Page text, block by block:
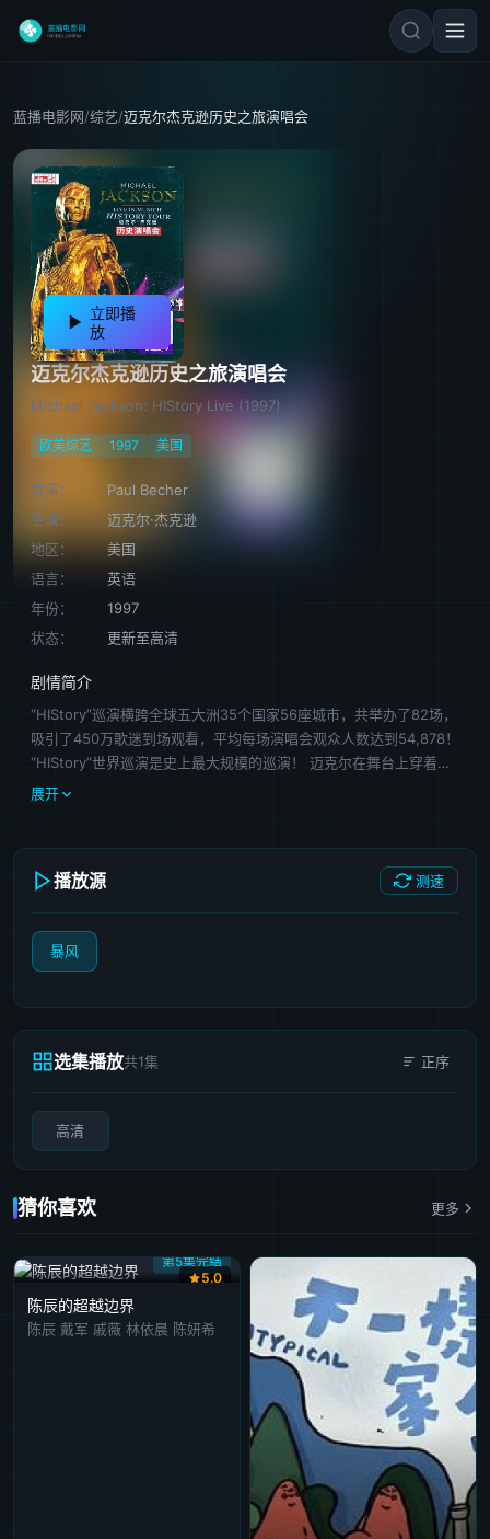
蓝播电影网/综艺/迈克尔杰克逊历史之旅演唱会
立即播
放
迈克尔杰克逊历史之旅演唱会
Michael Jackson: HIStory Live (1997)
欧美综艺 1997 美国
导演：
Paul Becher
主演：
迈克尔·杰克逊
地区：
美国
语言：
英语
年份：
1997
状态：
更新至高清
剧情简介
“HIStory”巡演横跨全球五大洲35个国家56座城市，共举办了82场，
吸引了450万歌迷到场观看，平均每场演唱会观众人数达到54,878！
“HIStory”世界巡演是史上最大规模的巡演！ 迈克尔在舞台上穿着的
金色亮装是由世界著名时装设计大师范思哲设计，他在“Dangerous”
展开
播放源 测速
暴风
选集播放共1集 正序
高清
猜你喜欢 更多
第5集完结
5.0
陈辰的超越边界
陈辰 戴军 戚薇 林依晨 陈妍希